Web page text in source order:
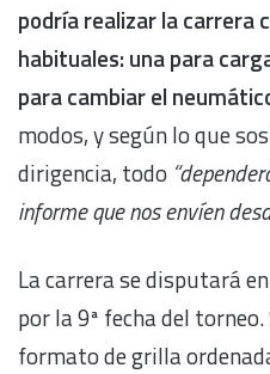
podría realizar la carrera
habituales: una para
para cambiar el
modos, y según lo que
dirigencia, todo
informe que nos envíen
La carrera se disputará
por la 9ª fecha del
formato de grilla